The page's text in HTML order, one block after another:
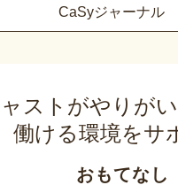
CaSyジャーナル
ストがやりが
働ける環境をサ
おもてなし